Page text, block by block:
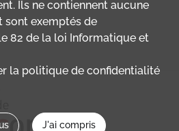
Ils ne contiennent aucune
sont exemptés de
82 de la loi Informatique et
la politique de confidentialité
J'ai compris